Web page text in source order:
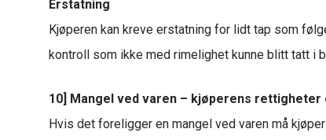
Erstatning
Kjøperen kan kreve erstatning for lidt tap som
kontroll som ikke med rimelighet kunne blitt tatt i
10] Mangel ved varen – kjøperens
Hvis det foreligger en mangel ved varen må